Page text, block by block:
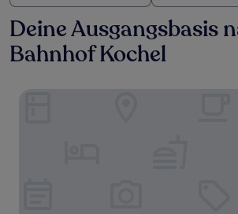
Deine Ausgangsbasis
Bahnhof Kochel